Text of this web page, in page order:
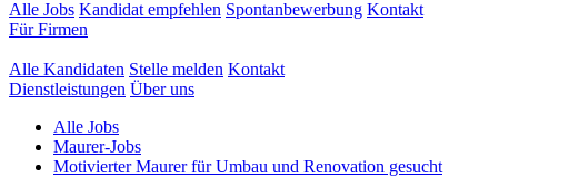
Alle Jobs Kandidat empfehlen Spontanbewerbung Kontakt
Für Firmen
Alle Kandidaten Stelle melden Kontakt
Dienstleistungen Über uns
Alle Jobs
Maurer-Jobs
Motivierter Maurer für Umbau und Renovation gesucht